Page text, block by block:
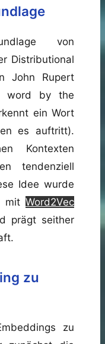
von
Distributional
John Rupert
word by the
ein Wort
es auftritt).
Kontexten
tendenziell
Idee wurde
mit Word2Vec
prägt seither
zu
zu